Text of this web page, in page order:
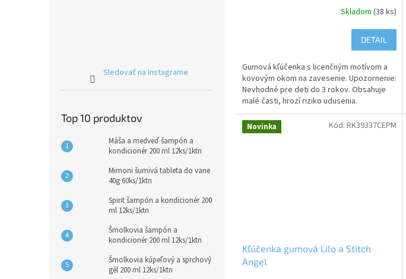
Sledovať na Instagrame
Top 10 produktov
Máša a medveď šampón a
kondicionér 200 ml 12ks/1ktn
Mimoni šumivá tableta do vane
40g 60ks/1ktn
Spirit šampón a kondicionér 200
ml 12ks/1ktn
Šmolkovia šampón a
kondicionér 200 ml 12ks/1ktn
Šmolkovia kúpeľový a sprchový
gél 200 ml 12ks/1ktn
Skladom (38 ks)
DETAIL
Gumová kľúčenka s licenčným motívom a
kovovým okom na zavesenie. Upozornenie:
Nevhodné pre deti do 3 rokov. Obsahuje
malé časti, hrozí riziko udusenia.
Novinka
Kľúčenka gumová Lilo a Stitch
Angel
Kód: RK39337CEPM